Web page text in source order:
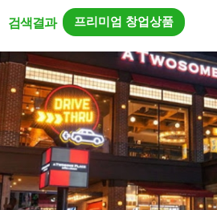
검색결과 프리미엄 창업상품